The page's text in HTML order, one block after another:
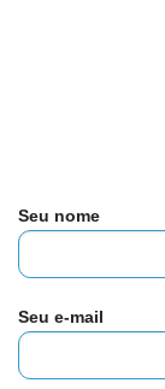
Seu nome
Seu e-mail